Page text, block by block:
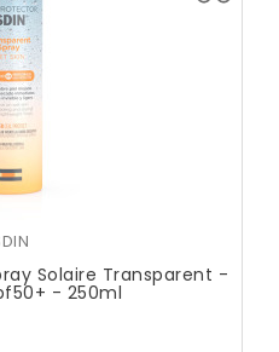
Solaire Transparent -
- 250ml